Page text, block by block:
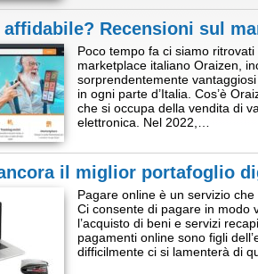
affidabile? Recensioni sul
Poco tempo fa ci siamo
marketplace italiano Oraizen,
sorprendentemente
in ogni parte d’Italia. Cos’è
che si occupa della vendita di
elettronica. Nel 2022,…
il miglior portafoglio
Pagare online è un servizio
Ci consente di pagare in modo
l’acquisto di beni e servizi
pagamenti online sono figli
difficilmente ci si lamenterà di